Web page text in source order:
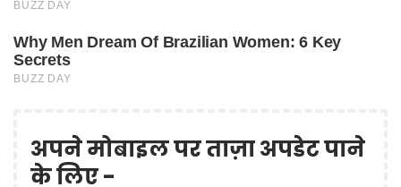
अपने मोबाइल पर ताज़ा अपडेट पाने
के लिए -